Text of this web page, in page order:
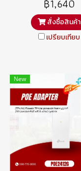
฿1,640
สั่งซื้อสินค้า
เปรียบเทียบ
New